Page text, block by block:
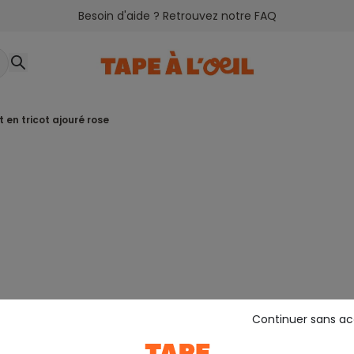
Besoin d'aide ? Retrouvez notre FAQ
en tricot ajouré rose
Continuer sans